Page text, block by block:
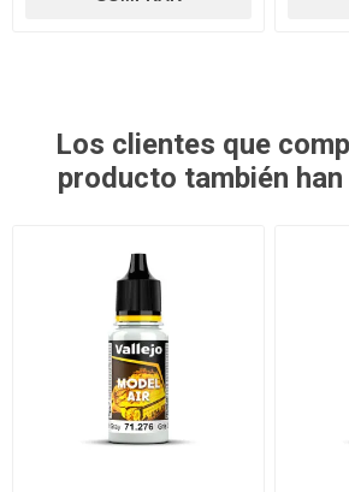
Los clientes que
producto también